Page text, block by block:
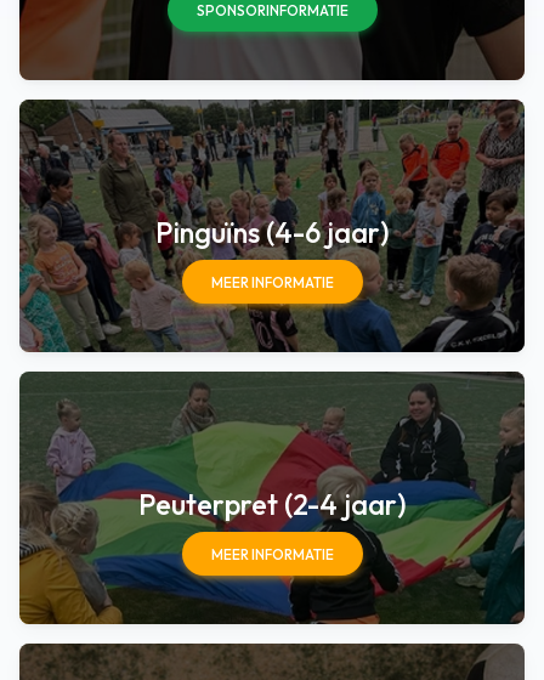
SPONSORINFORMATIE
Pinguïns (4-6 jaar)
MEER INFORMATIE
Peuterpret (2-4 jaar)
MEER INFORMATIE